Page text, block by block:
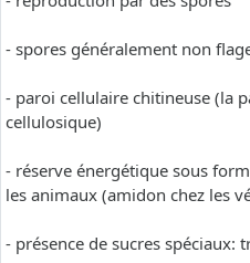
- spores généralement non
- paroi cellulaire chitineuse (la
cellulosique)
- réserve énergétique sous
les animaux (amidon chez les
- présence de sucres spéciaux: